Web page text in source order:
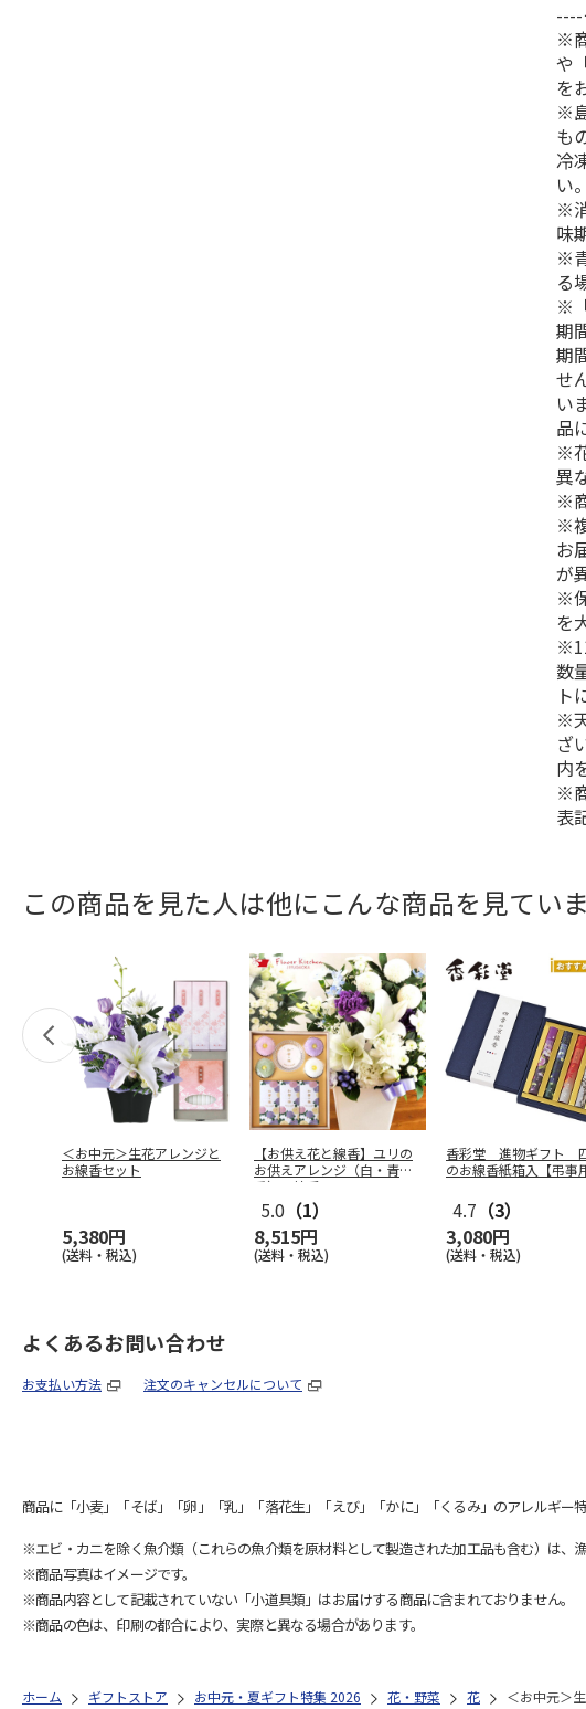
※
や
を
※
も
冷
い。
※
味
※
る
※
期
期
せ
い
品
※
異
※
※
お
が
※
を
数
ト
※
ざ
内
※
表
この商品を見た人は他にこんな商品を見ていま
＜お中元＞生花アレンジと
お線香セット
5,380円
(送料・税込)
【お供え花と線香】ユリの
お供えアレンジ（白・青紫
系）＋線香
5.0 （1）
8,515円
(送料・税込)
香彩堂 進物ギフト
のお線香紙箱入【弔事
4.7 （3）
3,080円
(送料・税込)
よくあるお問い合わせ
お支払い方法 注文のキャンセルについて
商品に「小麦」「そば」「卵」「乳」「落花生」「えび」「かに」「くるみ」のアレルギー
※エビ・カニを除く魚介類（これらの魚介類を原材料として製造された加工品も含む）は、
※商品写真はイメージです。
※商品内容として記載されていない「小道具類」はお届けする商品に含まれておりません。
※商品の色は、印刷の都合により、実際と異なる場合があります。
ホーム ギフトストア お中元・夏ギフト特集 2026 花・野菜 花
＜お中元＞